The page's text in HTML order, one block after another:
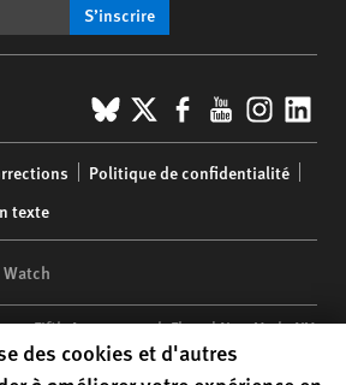
S’inscrire
BlueSky
X Facebook
YouTube
Politique de confidentialité
texte
Fifth Avenue, 34th Floor | New York,NY
cookie preferences
des cookies et d'autres